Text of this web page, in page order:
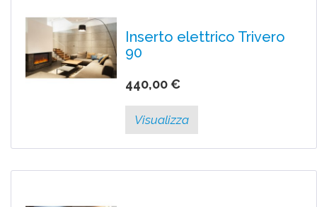
Inserto elettrico Trivero
90
440,00 €
Visualizza